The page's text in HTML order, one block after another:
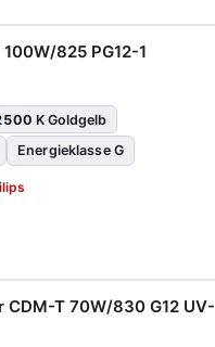
825 PG12-1
K Goldgelb
Energieklasse G
CDM-T 70W/830 G12 UV-